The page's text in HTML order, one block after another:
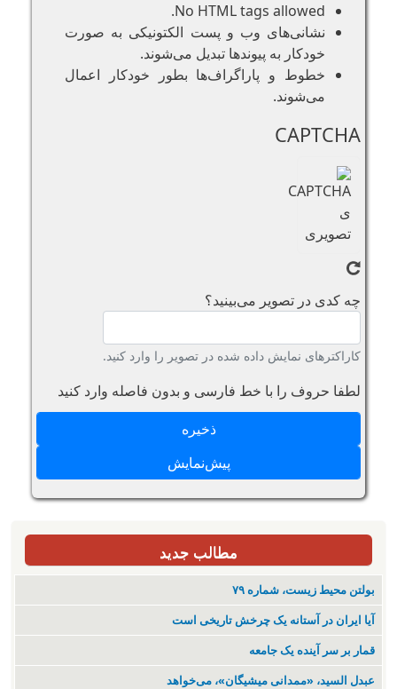
No HTML tags allowed.
نشانی‌های وب و پست الکتونیکی به صورت
خودکار به پیوند‌ها تبدیل می‌شوند.
خطوط و پاراگراف‌ها بطور خودکار اعمال
می‌شوند.
CAPTCHA
چه کدی در تصویر می‌بینید؟
کاراکترهای نمایش داده شده در تصویر را وارد کنید.
لطفا حروف را با خط فارسی و بدون فاصله وارد کنید
مطالب جدید
بولتن محیط زیست، شماره ۷۹
آیا ایران در آستانه یک چرخش تاریخی است
قمار بر سر آینده یک جامعه
عبدل السید، «ممدانی میشیگان»، می‌خواهد